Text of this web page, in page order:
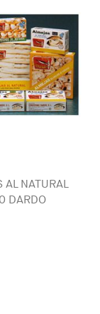
AL NATURAL
DARDO